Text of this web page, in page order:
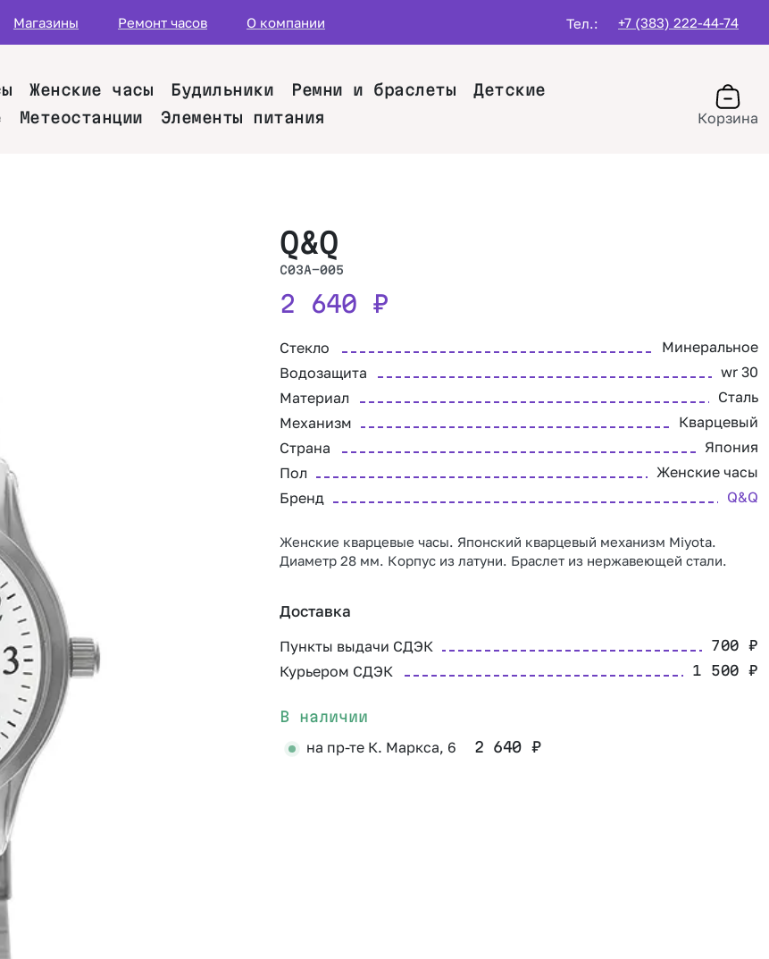
Магазины Ремонт часов О компании Тел.: +7 (383) 222-44-74
Женские часы Будильники Ремни и браслеты
Детские
Метеостанции Элементы питания Корзина
Q&Q
C03A-005
2 640 ₽
Стекло
Минеральное
Водозащита
wr 30
Материал
Сталь
Механизм
Кварцевый
Страна
Япония
Пол
Женские часы
Бренд
Q&Q
Женские кварцевые часы. Японский кварцевый механизм Miyota.
Диаметр 28 мм. Корпус из латуни. Браслет из нержавеющей стали.
Доставка
Пункты выдачи СДЭК 700₽
Курьером СДЭК 1 500₽
В наличии
на пр-те К. Маркса, 6 2 640 ₽